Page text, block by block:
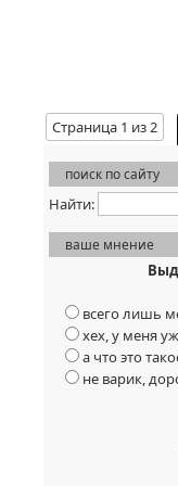
Страница 1 из 2
поиск по сайту
Найти:
ваше мнение
всего лишь
хех, у меня
а что это
не варик,